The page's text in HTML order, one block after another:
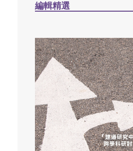
編輯精選